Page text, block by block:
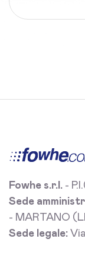
Fowhe s.r.l. -
Sede
- MARTANO
Sede legale: